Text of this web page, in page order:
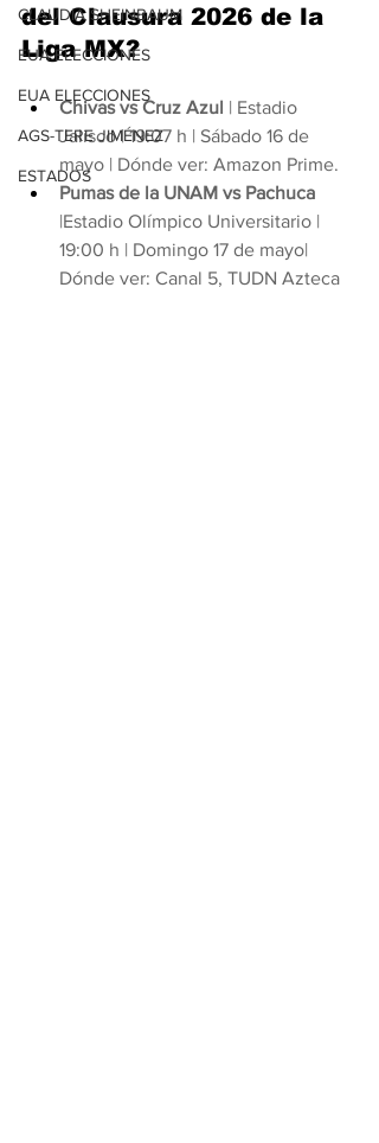
CLAUDIA SHEINBAUM
EUA ELECCIONES
EUA ELECCIONES
AGS-TERE JIMÉNEZ
ESTADOS
del Clausura 2026 de la
Liga MX?
Chivas vs Cruz Azul | Estadio
Jalisco | 19:07 h | Sábado 16 de
mayo | Dónde ver: Amazon Prime.
Pumas de la UNAM vs Pachuca
|Estadio Olímpico Universitario |
19:00 h | Domingo 17 de mayo|
Dónde ver: Canal 5, TUDN Azteca